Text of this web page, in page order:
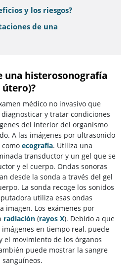
y los riesgos?
de una
una histerosonografía
médico no invasivo que
y tratar condiciones
del interior del organismo
A las imágenes por ultrasonido
ecografía. Utiliza una
transductor y un gel que se
y el cuerpo. Ondas sonoras
desde la sonda a través del gel
La sonda recoge los sonidos
utiliza esas ondas
imagen. Los exámenes por
radiación (rayos X). Debido a que
en tiempo real, puede
el movimiento de los órganos
puede mostrar la sangre